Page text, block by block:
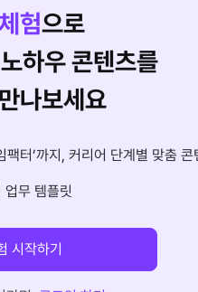
험으로
하우 콘텐츠를
나보세요
팩터’까지, 커리어 단계별 맞춤 콘
무 템플릿
시작하기